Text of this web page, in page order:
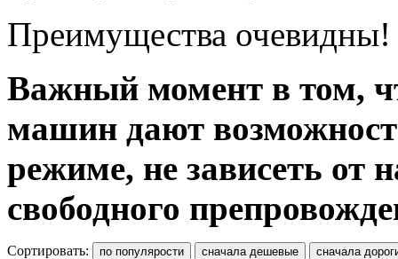
Преимущества очевидны!
Важный момент в том,
машин дают
режиме, не зависеть от
свободного
Сортировать: